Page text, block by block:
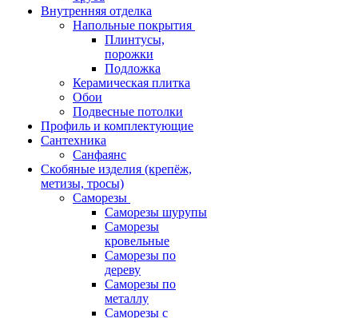
Внутренняя отделка
Напольные покрытия
Плинтусы,
порожки
Подложка
Керамическая плитка
Обои
Подвесные потолки
Профиль и комплектующие
Сантехника
Санфаянс
Скобяные изделия (крепёж,
метизы, тросы)
Саморезы
Саморезы шурупы
Саморезы
кровельные
Саморезы по
дереву
Саморезы по
металлу
Саморезы с